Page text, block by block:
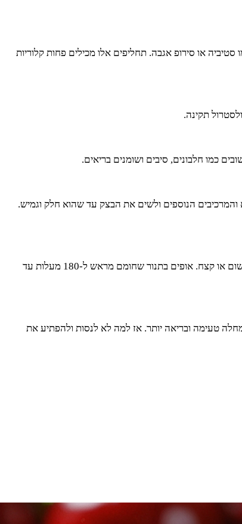
או סירופ אגבה. תחליפים אלו מכילים פחות קלוריות
תקינה.
כמו חלבונים, סיבים ושומנים בריאים.
הנוספים ולשים את הבצק עד שהוא חלק וגמיש.
לאחר שהבצק תפח, מחלקים אותו לכדורים ומעצבים לצורת חלה. מניחים את החלות על תבנית אפייה ומברישים בביצה טרופה. אפשר לפזר מעל שומשום או קצח. אופים בתנור שחומם מראש ל-180 מעלות עד
טעימה ובריאה יותר. אז למה לא לנסות ולהפתיע את